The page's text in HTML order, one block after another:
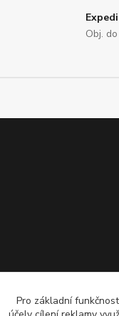
Obj.
Pro základní